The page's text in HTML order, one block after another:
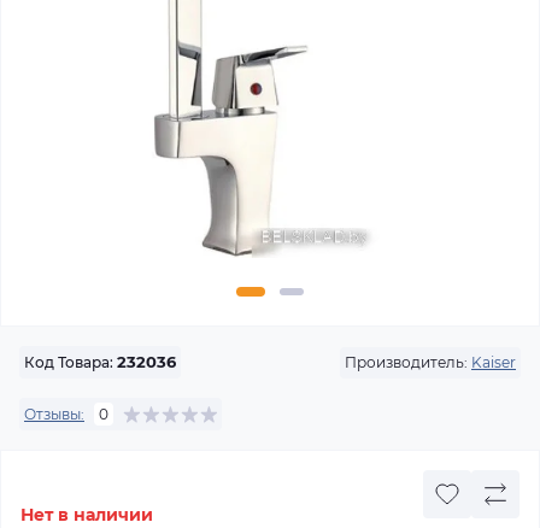
Код Товара: 232036 Производитель: Kaiser
Отзывы: 0
Нет в наличии